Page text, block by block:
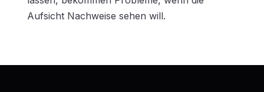
Aufsicht Nachweise sehen will.